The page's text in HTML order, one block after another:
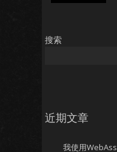
搜索
近期文章
我使用